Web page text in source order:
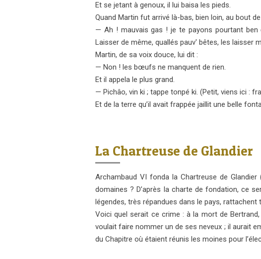
Et se jetant à genoux, il lui baisa les pieds.
Quand Martin fut arrivé là-bas, bien loin, au bout
— Ah ! mauvais gas ! je te payons pourtant ben
Laisser de même, quallés pauv' bêtes, les laisser
Martin, de sa voix douce, lui dit :
— Non ! les bœufs ne manquent de rien.
Et il appela le plus grand.
— Pichâo, vin ki ; tappe tonpé ki. (Petit, viens ici :
Et de la terre qu’il avait frappée jaillit une belle
La Chartreuse de Glandier
Archambaud VI fonda la Chartreuse de Glandier
domaines ? D’après la charte de fondation, ce
légendes, très répandues dans le pays,
Voici quel serait ce crime : à la mort de
voulait faire nommer un de ses neveux ; il aurait
du Chapitre où étaient réunis les moines pour